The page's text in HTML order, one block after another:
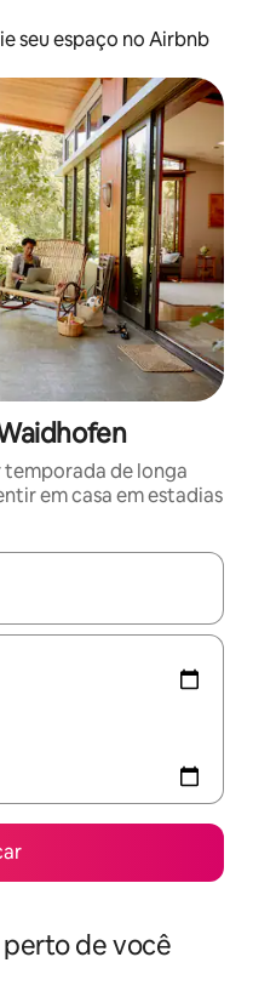
seu espaço no Airbnb
temporada de longa
em casa em estadias
disponíveis, explore-os
de você